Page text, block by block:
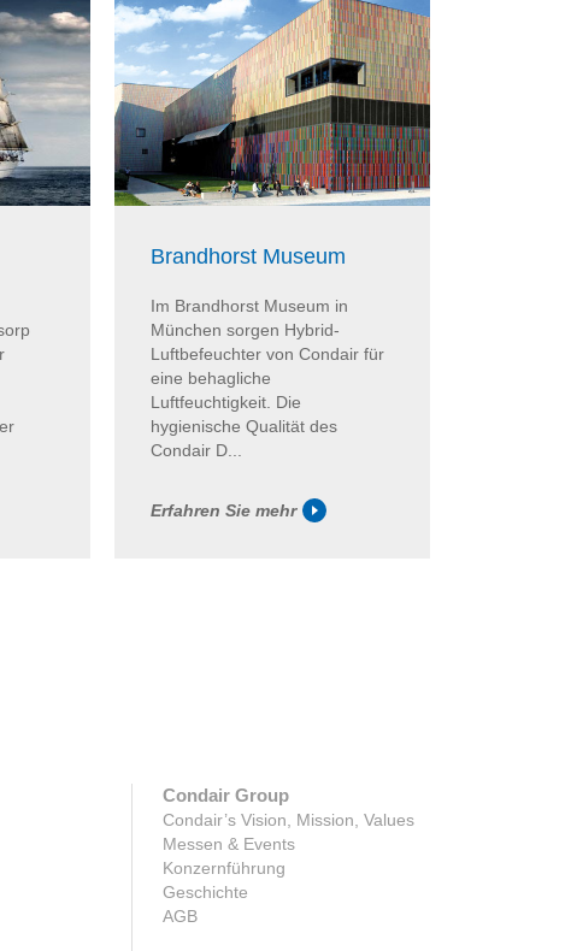
Brandhorst Museum
Im Brandhorst Museum in
München sorgen Hybrid-
Luftbefeuchter von Condair für
eine behagliche
Luftfeuchtigkeit. Die
hygienische Qualität des
Condair D...
Erfahren Sie mehr
Condair Group
Condair’s Vision, Mission, Values
Messen & Events
Konzernführung
Geschichte
AGB